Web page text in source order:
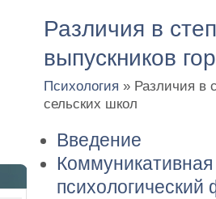
Различия в
выпускников
Психология » Различия в
сельских школ
Введение